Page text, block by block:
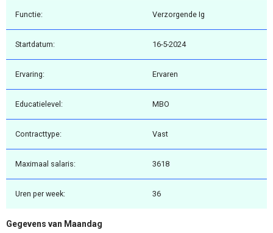
Functie: Verzorgende Ig
Startdatum: 16-5-2024
Ervaring: Ervaren
Educatielevel: MBO
Contracttype: Vast
Maximaal salaris: 3618
Uren per week: 36
Gegevens van Maandag